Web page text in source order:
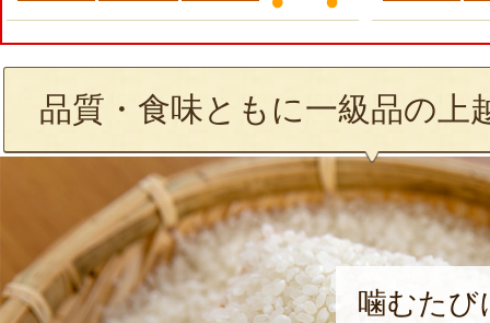
品質・食味ともに一級品の上
噛むたび